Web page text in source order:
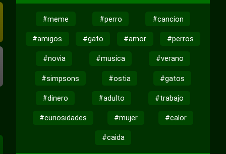
#meme #perro #cancion
#amigos #gato #amor #perros
#novia #musica #verano
#simpsons #ostia #gatos
#dinero #adulto #trabajo
#curiosidades #mujer #calor
#caida